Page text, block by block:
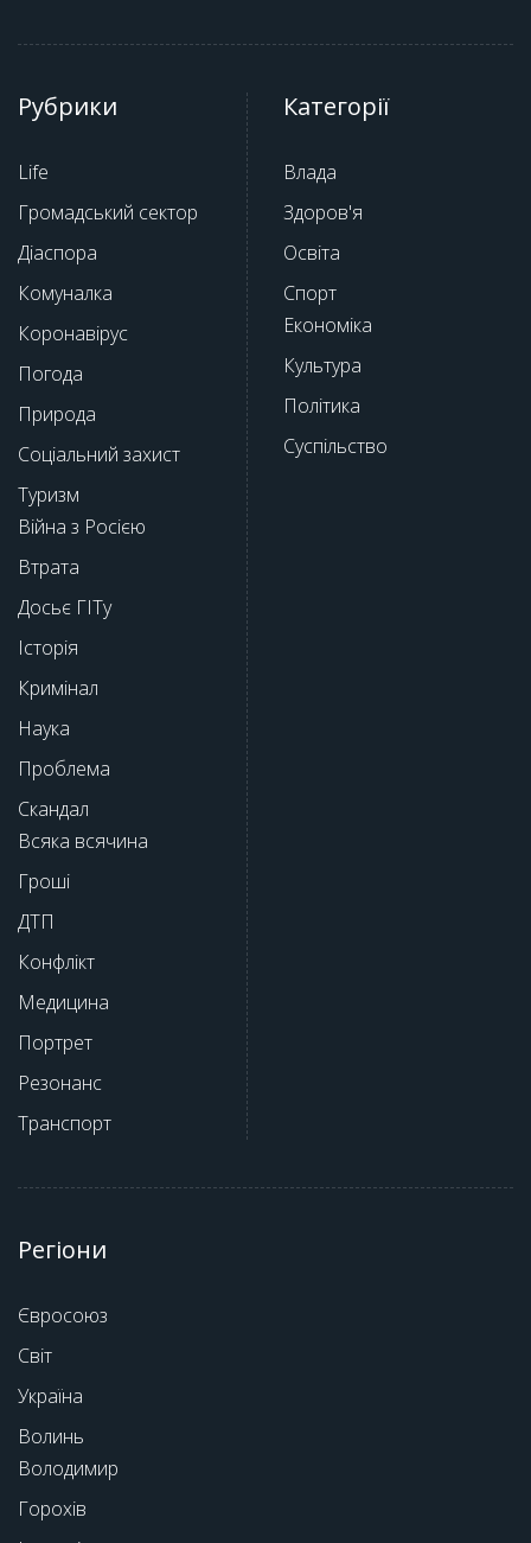
Рубрики
Life
Громадський сектор
Діаспора
Комуналка
Коронавірус
Погода
Природа
Соціальний захист
Туризм
Війна з Росією
Втрата
Досьє ГІТу
Історія
Кримінал
Наука
Проблема
Скандал
Всяка всячина
Гроші
ДТП
Конфлікт
Медицина
Портрет
Резонанс
Транспорт
Категорії
Влада
Здоров'я
Освіта
Спорт
Економіка
Культура
Політика
Суспільство
Регіони
Євросоюз
Світ
Україна
Волинь
Володимир
Горохів